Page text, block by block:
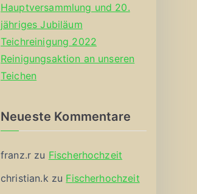
Hauptversammlung und 20.
jähriges Jubiläum
Teichreinigung 2022
Reinigungsaktion an unseren
Teichen
Neueste Kommentare
franz.r zu Fischerhochzeit
christian.k zu Fischerhochzeit